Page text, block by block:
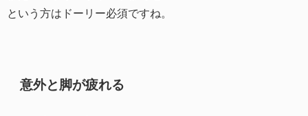
という方はドーリー必須ですね。
意外と脚が疲れる